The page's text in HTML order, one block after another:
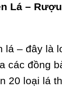
Lá –
lá – đây là
các đồng
20 loại lá